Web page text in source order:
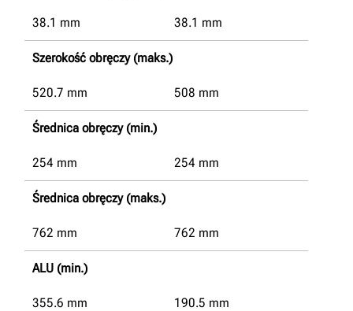
38.1 mm 38.1 mm
Szerokość obręczy (maks.)
520.7 mm 508 mm
Średnica obręczy (min.)
254 mm 254 mm
Średnica obręczy (maks.)
762 mm 762 mm
ALU (min.)
355.6 mm 190.5 mm